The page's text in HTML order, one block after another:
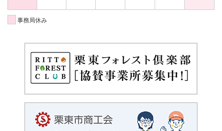
事務局休み